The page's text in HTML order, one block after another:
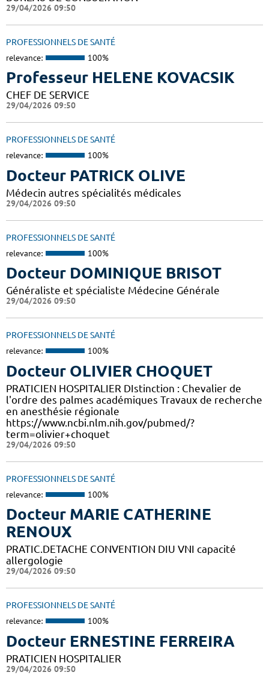
29/04/2026 09:50
PROFESSIONNELS DE SANTÉ
relevance: 100%
Professeur HELENE KOVACSIK
CHEF DE SERVICE
29/04/2026 09:50
PROFESSIONNELS DE SANTÉ
relevance: 100%
Docteur PATRICK OLIVE
Médecin autres spécialités médicales
29/04/2026 09:50
PROFESSIONNELS DE SANTÉ
relevance: 100%
Docteur DOMINIQUE BRISOT
Généraliste et spécialiste Médecine Générale
29/04/2026 09:50
PROFESSIONNELS DE SANTÉ
relevance: 100%
Docteur OLIVIER CHOQUET
PRATICIEN HOSPITALIER DIstinction : Chevalier de
l'ordre des palmes académiques Travaux de recherche
en anesthésie régionale
https://www.ncbi.nlm.nih.gov/pubmed/?
term=olivier+choquet
29/04/2026 09:50
PROFESSIONNELS DE SANTÉ
relevance: 100%
Docteur MARIE CATHERINE
RENOUX
PRATIC.DETACHE CONVENTION DIU VNI capacité
allergologie
29/04/2026 09:50
PROFESSIONNELS DE SANTÉ
relevance: 100%
Docteur ERNESTINE FERREIRA
PRATICIEN HOSPITALIER
29/04/2026 09:50